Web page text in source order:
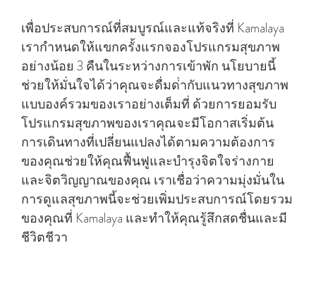
เพื่อประสบการณ์ที่สมบูรณ์และแท้จริงที่ Kamalaya
เรากําหนดให้แขกครั้งแรกจองโปรแกรมสุขภาพ
อย่างน้อย 3 คืนในระหว่างการเข้าพัก นโยบายนี้
ช่วยให้มั่นใจได้ว่าคุณจะดื่มด่ํากับแนวทางสุขภาพ
แบบองค์รวมของเราอย่างเต็มที่ ด้วยการยอมรับ
โปรแกรมสุขภาพของเราคุณจะมีโอกาสเริ่มต้น
การเดินทางที่เปลี่ยนแปลงได้ตามความต้องการ
ของคุณช่วยให้คุณฟื้นฟูและบํารุงจิตใจร่างกาย
และจิตวิญญาณของคุณ เราเชื่อว่าความมุ่งมั่นใน
การดูแลสุขภาพนี้จะช่วยเพิ่มประสบการณ์โดยรวม
ของคุณที่ Kamalaya และทําให้คุณรู้สึกสดชื่นและมี
ชีวิตชีวา